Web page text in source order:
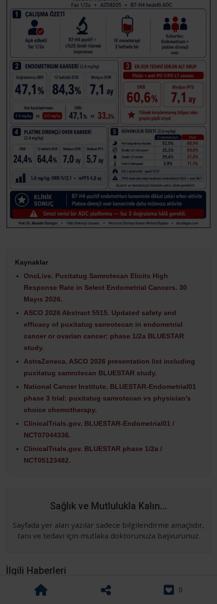
0
Kaynaklar
OncLive. Puxitatug Samrotecan Elicits High
Response Rate in Select Endometrial Cancers. 30
Mayıs 2026.
ASCO 2026 Abstract 5515. Updated safety and
efficacy of puxitatug samrotecan in endometrial
cancer or ovarian cancer: phase 1/2a BLUESTAR
study.
AstraZeneca. ASCO 2026 presentation list including
puxitatug samrotecan BLUESTAR study.
National Cancer Institute. BLUESTAR-Endometrial01
phase 3 trial: puxitatug samrotecan vs physician’s
choice chemotherapy.
ClinicalTrials.gov. BLUESTAR-Endometrial01 /
NCT07044336.
ClinicalTrials.gov. BLUESTAR phase 1/2a /
NCT05123482.
Sağlık ve Mutlulukla Kalın...
Sayfada yer alan yazılar sadece bilgilendirme amaçlıdır,
tanı ve tedavi için mutlaka doktorunuza başvurunuz.
İlgili Haberleri